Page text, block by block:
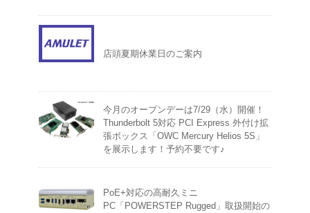
店頭夏期休業日のご案内
今月のオープンデーは7/29（水）開催！
Thunderbolt 5対応 PCI Express 外付け拡
張ボックス「OWC Mercury Helios 5S」
を展示します！予約不要です♪
PoE+対応の高耐久ミニ
PC「POWERSTEP Rugged」取扱開始の